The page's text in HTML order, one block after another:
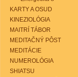
KARTY A OSUD
KINEZIOLÓGIA
MAITRÍ TÁBOR
MEDITAČNÝ PÔST
MEDITÁCIE
NUMEROLÓGIA
SHIATSU